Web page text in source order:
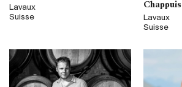
Lavaux
Suisse
Chappuis
Lavaux
Suisse